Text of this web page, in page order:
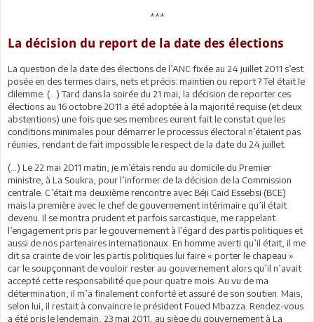
***
La décision du report de la date des élections
La question de la date des élections de l’ANC fixée au 24 juillet 2011 s’est
posée en des termes clairs, nets et précis: maintien ou report ? Tel était le
dilemme. (…) Tard dans la soirée du 21 mai, la décision de reporter ces
élections au 16 octobre 2011 a été adoptée à la majorité requise (et deux
abstentions) une fois que ses membres eurent fait le constat que les
conditions minimales pour démarrer le processus électoral n’étaient pas
réunies, rendant de fait impossible le respect de la date du 24 juillet.
(…) Le 22 mai 2011 matin, je m’étais rendu au domicile du Premier
ministre, à La Soukra, pour l’informer de la décision de la Commission
centrale. C’était ma deuxième rencontre avec Béji Caïd Essebsi (BCE)
mais la première avec le chef de gouvernement intérimaire qu’il était
devenu. Il se montra prudent et parfois sarcastique, me rappelant
l’engagement pris par le gouvernement à l’égard des partis politiques et
aussi de nos partenaires internationaux. En homme averti qu’il était, il me
dit sa crainte de voir les partis politiques lui faire « porter le chapeau »
car le soupçonnant de vouloir rester au gouvernement alors qu’il n’avait
accepté cette responsabilité que pour quatre mois. Au vu de ma
détermination, il m’a finalement conforté et assuré de son soutien. Mais,
selon lui, il restait à convaincre le président Foued Mbazza. Rendez-vous
a été pris le lendemain, 23 mai 2011, au siège du gouvernement à La